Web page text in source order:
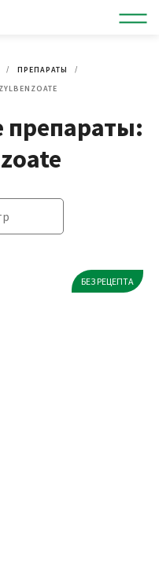
ПРЕПАРАТЫ
препараты:
БЕЗ РЕЦЕПТА